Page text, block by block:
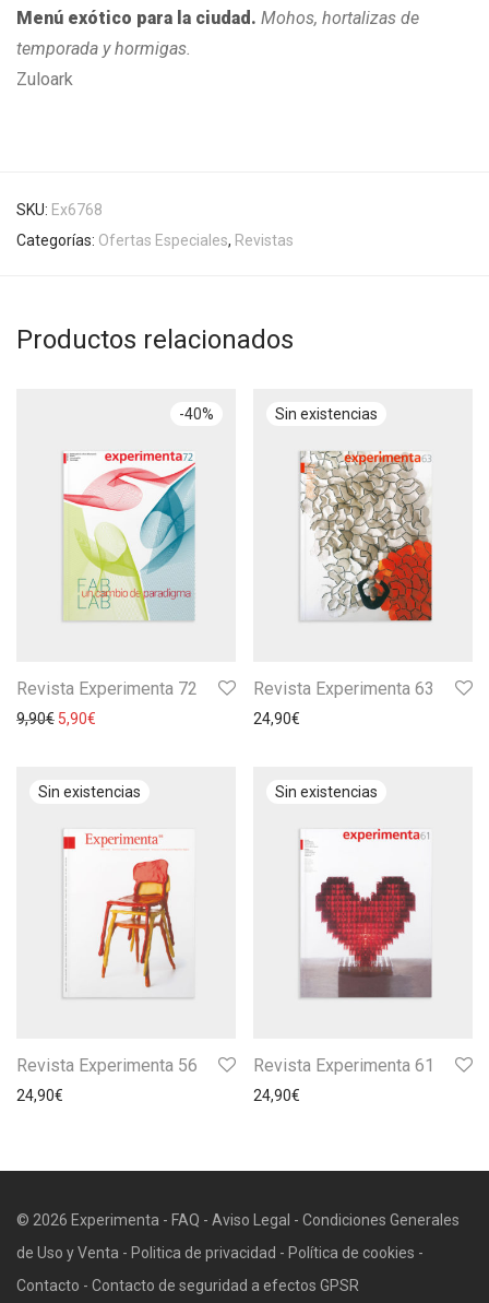
Menú exótico para la ciudad . Mohos, hortalizas de
temporada y hormigas.
Zuloark
SKU: Ex6768
Categorías: Ofertas Especiales, Revistas
Productos relacionados
-40%
Revista Experimenta 72
9,90€ 5,90€
Revista Experimenta 63
24,90€
Revista Experimenta 56
24,90€
Revista Experimenta 61
24,90€
© 2026 Experimenta - FAQ - Aviso Legal - Condiciones Generales
de Uso y Venta - Politica de privacidad - Política de cookies -
Contacto - Contacto de seguridad a efectos GPSR